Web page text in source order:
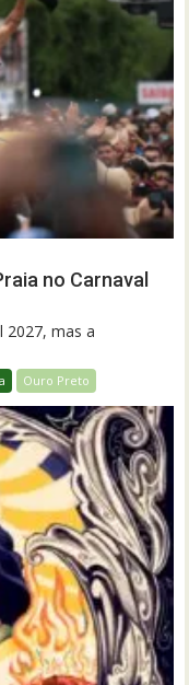
no Carnaval
2027, mas a
Ouro Preto